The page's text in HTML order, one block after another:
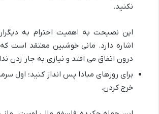
نکنید.
این نصیحت به اهمیت احترام به
اشاره دارد. مانی خوشبین معتقد است
درون اتفاق می افتد و نیازی به جار زدن
برای روزهای مبادا پس انداز کنید؛ اول
خرج کردن.